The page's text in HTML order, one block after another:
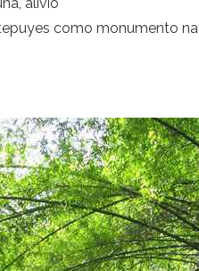
como monumento